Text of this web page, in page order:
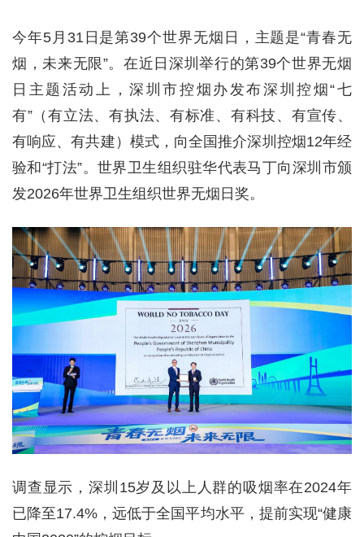
今年5月31日是第39个世界无烟日，主题是“青春无
烟，未来无限”。在近日深圳举行的第39个世界无烟
日主题活动上，深圳市控烟办发布深圳控烟“七
有”（有立法、有执法、有标准、有科技、有宣传、
有响应、有共建）模式，向全国推介深圳控烟12年经
验和“打法”。世界卫生组织驻华代表马丁向深圳市颁
发2026年世界卫生组织世界无烟日奖。
调查显示，深圳15岁及以上人群的吸烟率在2024年
已降至17.4%，远低于全国平均水平，提前实现“健康